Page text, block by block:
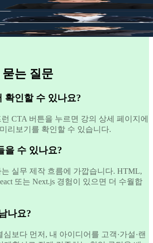
는 질문
확인할 수 있나요?
CTA 버튼을 누르면 강의 상세 페이지에
리보기를 확인할 수 있습니다.
을 수 있나요?
실무 제작 흐름에 가깝습니다. HTML,
또는 Next.js 경험이 있으면 더 수월합
나요?
보다 먼저, 내 아이디어를 고객·가설·랜